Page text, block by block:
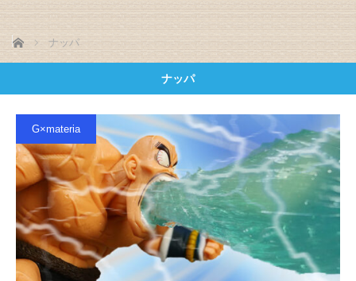
ホーム ナッパ
ナッパ
G×materia